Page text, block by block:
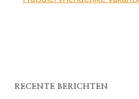
RECENTE BERICHTEN